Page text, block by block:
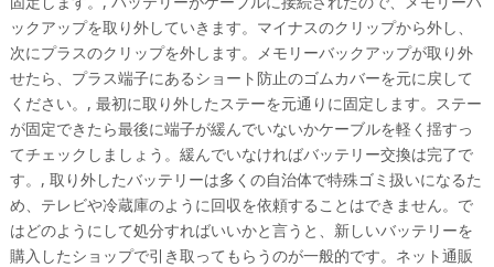
ックアップを取り外していきます。マイナスのクリップから外し、
次にプラスのクリップを外します。メモリーバックアップが取り外
せたら、プラス端子にあるショート防止のゴムカバーを元に戻して
ください。, 最初に取り外したステーを元通りに固定します。ステー
が固定できたら最後に端子が緩んでいないかケーブルを軽く揺すっ
てチェックしましょう。緩んでいなければバッテリー交換は完了で
す。, 取り外したバッテリーは多くの自治体で特殊ゴミ扱いになるた
め、テレビや冷蔵庫のように回収を依頼することはできません。で
はどのようにして処分すればいいかと言うと、新しいバッテリーを
購入したショップで引き取ってもらうのが一般的です。ネット通販